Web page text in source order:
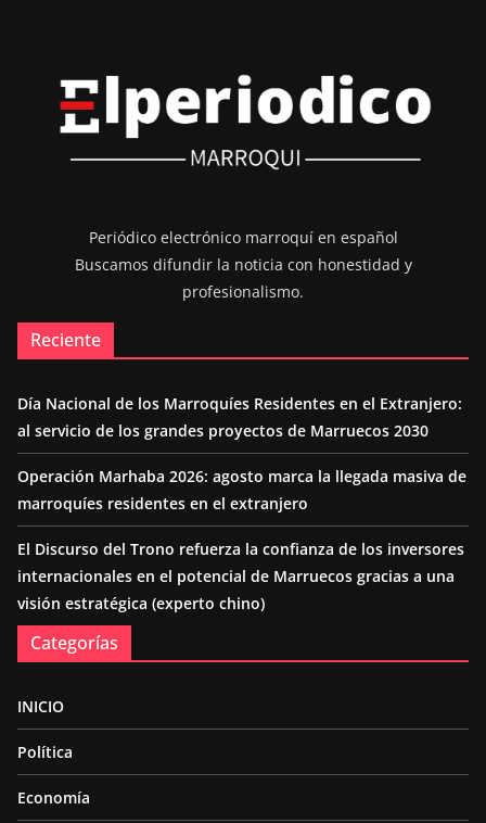
Periódico electrónico marroquí en español
Buscamos difundir la noticia con honestidad y
profesionalismo.
Reciente
Día Nacional de los Marroquíes Residentes en el Extranjero:
al servicio de los grandes proyectos de Marruecos 2030
Operación Marhaba 2026: agosto marca la llegada masiva de
marroquíes residentes en el extranjero
El Discurso del Trono refuerza la confianza de los inversores
internacionales en el potencial de Marruecos gracias a una
visión estratégica (experto chino)
Categorías
INICIO
Política
Economía